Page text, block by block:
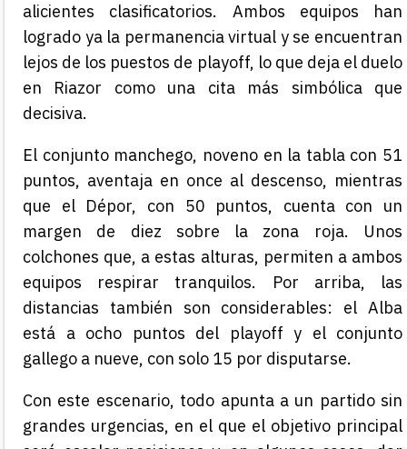
alicientes clasificatorios. Ambos equipos han
logrado ya la permanencia virtual y se encuentran
lejos de los puestos de playoff, lo que deja el duelo
en Riazor como una cita más simbólica que
decisiva.
El conjunto manchego, noveno en la tabla con 51
puntos, aventaja en once al descenso, mientras
que el Dépor, con 50 puntos, cuenta con un
margen de diez sobre la zona roja. Unos
colchones que, a estas alturas, permiten a ambos
equipos respirar tranquilos. Por arriba, las
distancias también son considerables: el Alba
está a ocho puntos del playoff y el conjunto
gallego a nueve, con solo 15 por disputarse.
Con este escenario, todo apunta a un partido sin
grandes urgencias, en el que el objetivo principal